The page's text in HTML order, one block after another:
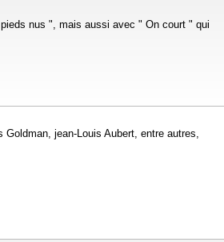
nus ", mais aussi avec " On court " qui
jean-Louis Aubert, entre autres,